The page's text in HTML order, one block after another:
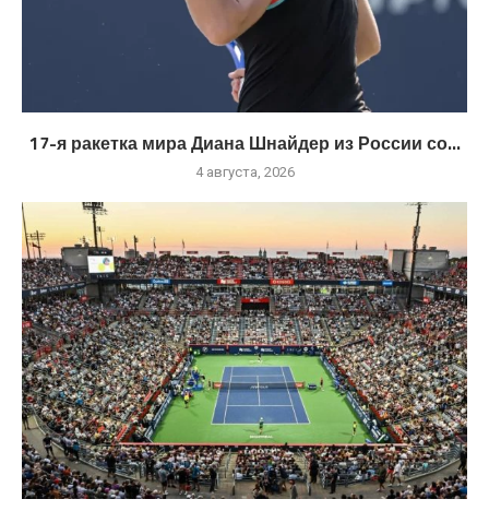
17-я ракетка мира Диана Шнайдер из России со...
4 августа, 2026